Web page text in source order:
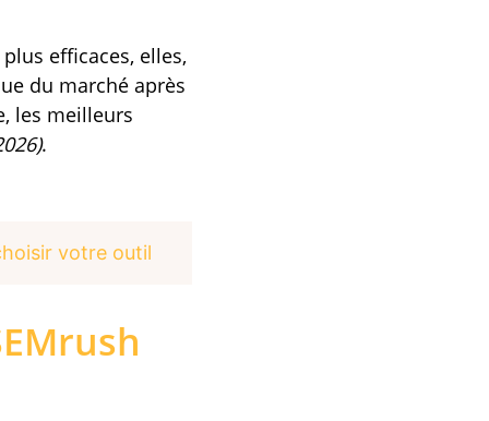
efficaces, elles,
du marché après
les meilleurs
.
votre outil